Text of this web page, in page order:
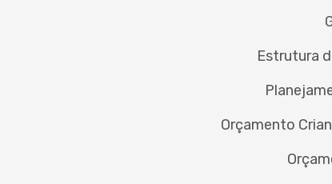
Estrutura
Orçamento